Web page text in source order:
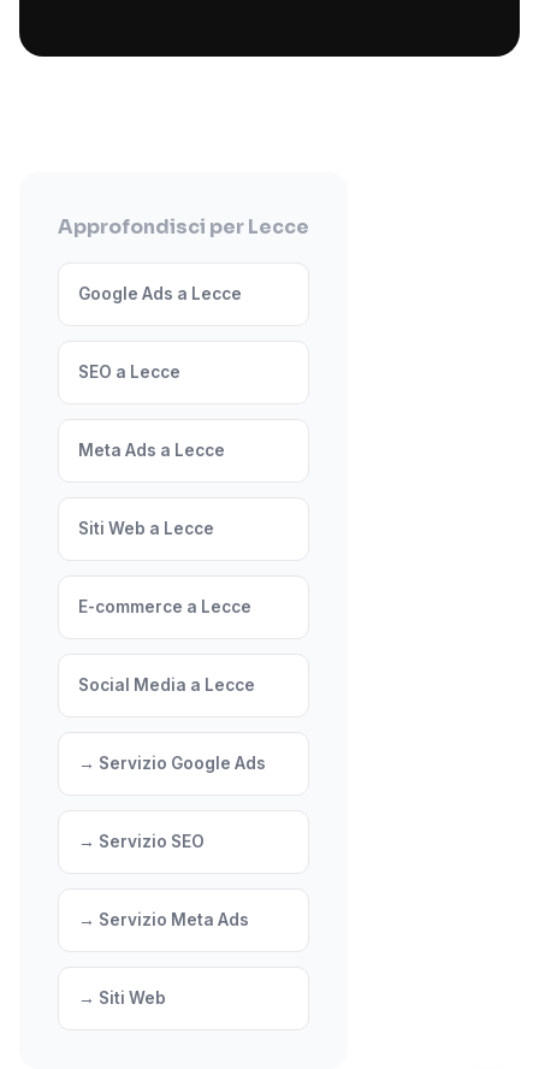
Approfondisci per Lecce
Google Ads a Lecce
SEO a Lecce
Meta Ads a Lecce
Siti Web a Lecce
E-commerce a Lecce
Social Media a Lecce
→ Servizio Google Ads
→ Servizio SEO
→ Servizio Meta Ads
→ Siti Web